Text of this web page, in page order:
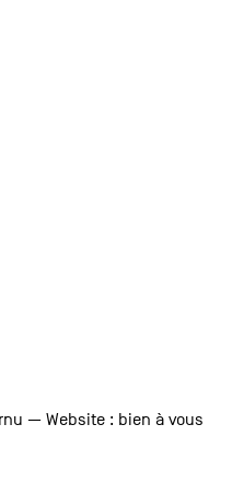
— Website : bien à vous